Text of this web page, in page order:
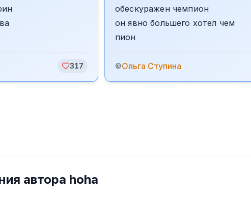
317
обескуражен чемпион
он явно большего хотел чем
пион
©Ольга Ступина
автора hoha